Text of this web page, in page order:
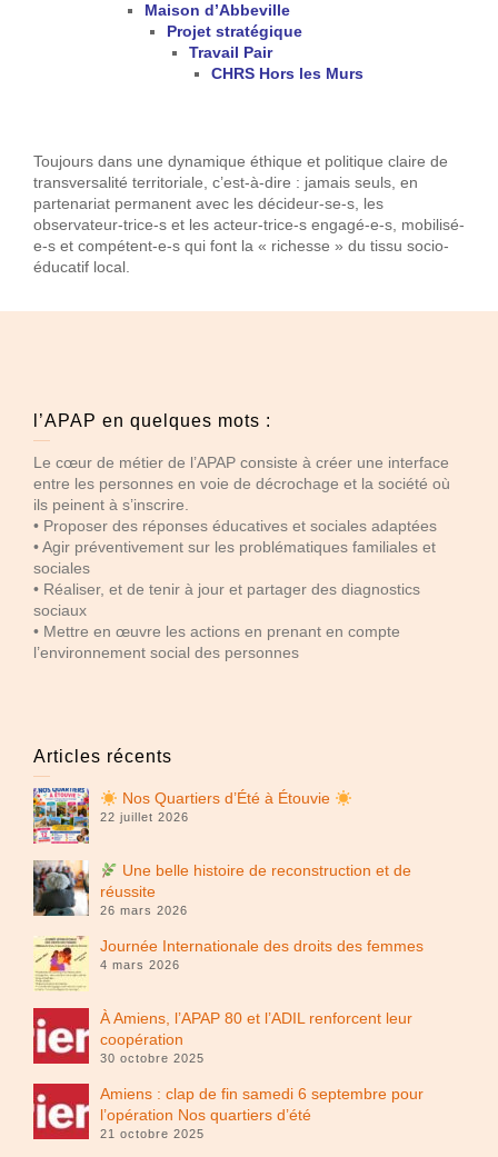
Maison d’Abbeville
Projet stratégique
Travail Pair
CHRS Hors les Murs
Toujours dans une dynamique éthique et politique claire de
transversalité territoriale, c’est-à-dire : jamais seuls, en
partenariat permanent avec les décideur-se-s, les
observateur-trice-s et les acteur-trice-s engagé-e-s, mobilisé-
e-s et compétent-e-s qui font la « richesse » du tissu socio-
éducatif local.
l’APAP en quelques mots :
Le cœur de métier de l’APAP consiste à créer une interface
entre les personnes en voie de décrochage et la société où
ils peinent à s’inscrire.
• Proposer des réponses éducatives et sociales adaptées
• Agir préventivement sur les problématiques familiales et
sociales
• Réaliser, et de tenir à jour et partager des diagnostics
sociaux
• Mettre en œuvre les actions en prenant en compte
l’environnement social des personnes
Articles récents
Nos Quartiers d’Été à Étouvie
22 juillet 2026
Une belle histoire de reconstruction et de
réussite
26 mars 2026
Journée Internationale des droits des femmes
4 mars 2026
À Amiens, l’APAP 80 et l’ADIL renforcent leur
coopération
30 octobre 2025
Amiens : clap de fin samedi 6 septembre pour
l’opération Nos quartiers d’été
21 octobre 2025